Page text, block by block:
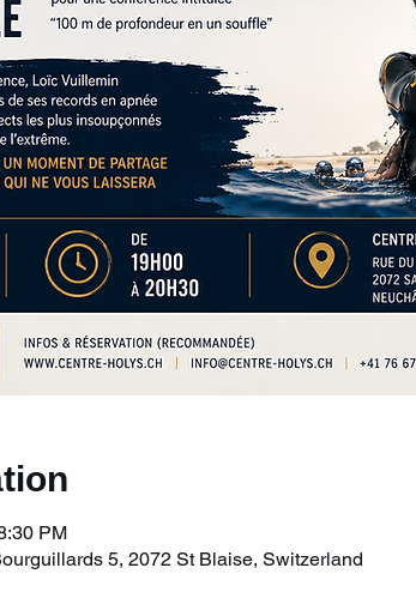
PM
5, 2072 St Blaise, Switzerland